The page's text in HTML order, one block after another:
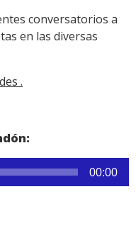
conversatorios a
en las diversas
.
00:00